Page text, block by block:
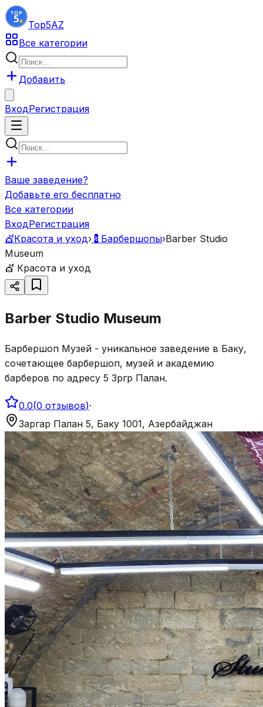
Top5AZ
Все категории
Добавить
ВходРегистрация
Ваше заведение?
Добавьте его бесплатно
Все категории
ВходРегистрация
💇Красота и уход› 💈 Барбершопы›Barber Studio
Museum
💇 Красота и уход
Barber Studio Museum
Барбершоп Музей - уникальное заведение в Баку,
сочетающее барбершоп, музей и академию
барберов по адресу 5 Зәргәр Палан.
0.0(0 отзывов)·
Заргар Палан 5, Баку 1001, Азербайджан